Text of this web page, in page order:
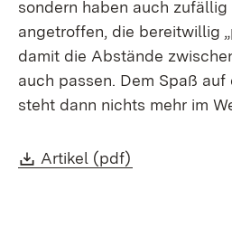
sondern haben auch
angetroffen, die bereitwillig
damit die Abstände
auch passen. Dem Spaß
steht dann nichts mehr im
Download:
Artikel (pdf)